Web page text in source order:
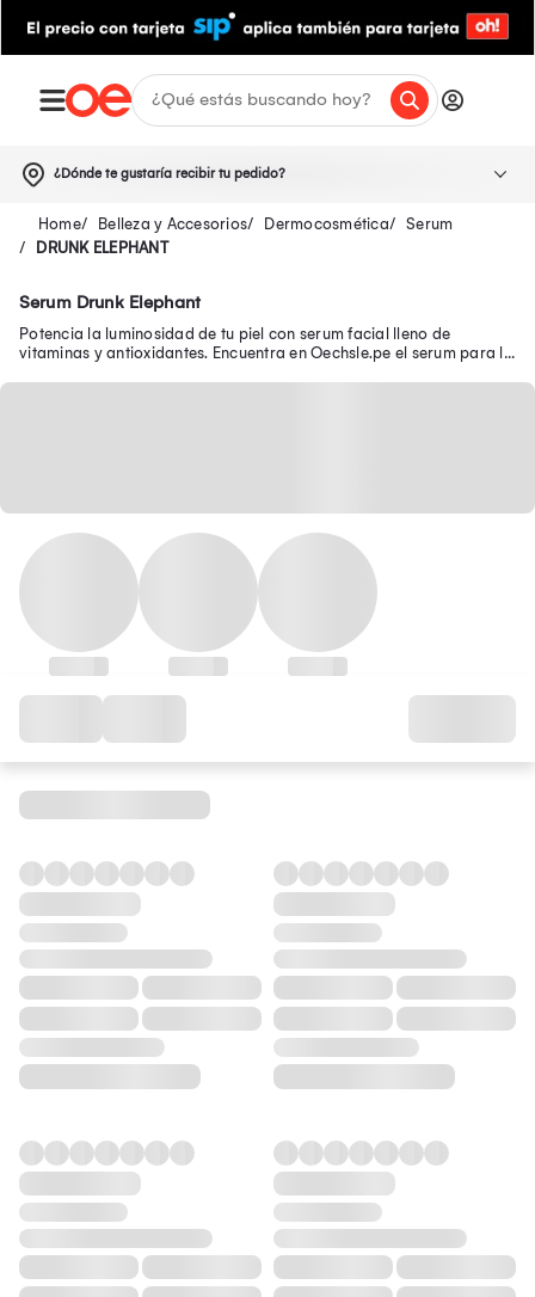
¿Dónde te gustaría recibir tu pedido?
Belleza y Accesorios Dermocosmética
Serum
DRUNK ELEPHANT
Serum Drunk Elephant
Potencia la luminosidad de tu piel con serum facial lleno de
vitaminas y antioxidantes. Encuentra en Oechsle.pe el serum para la